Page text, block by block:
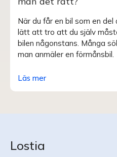
När du får en bil som en
lätt att tro att du själv
bilen någonstans. Många
man anmäler en förmånsbil.
Läs mer
Lostia